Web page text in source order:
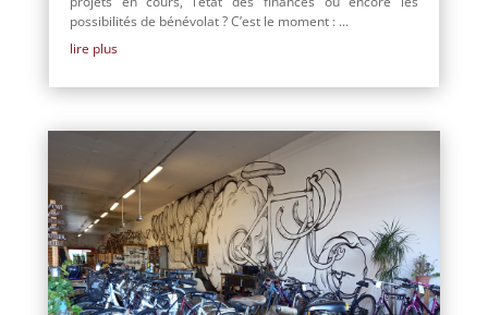
possibilités de bénévolat ? C’est le moment : ...
lire plus